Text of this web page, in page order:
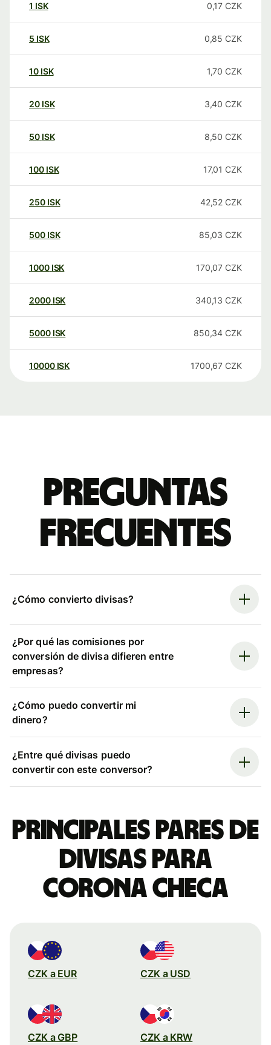
1 ISK 0,17 CZK
5 ISK 0,85 CZK
10 ISK 1,70 CZK
20 ISK 3,40 CZK
50 ISK 8,50 CZK
100 ISK 17,01 CZK
250 ISK 42,52 CZK
500 ISK 85,03 CZK
1000 ISK 170,07 CZK
2000 ISK 340,13 CZK
5000 ISK 850,34 CZK
10000 ISK 1700,67 CZK
Preguntas
frecuentes
¿Cómo convierto divisas?
¿Por qué las comisiones por
conversión de divisa difieren entre
empresas?
¿Cómo puedo convertir mi
dinero?
¿Entre qué divisas puedo
convertir con este conversor?
Principales pares de
divisas para
corona checa
CZK a EUR CZK a USD
CZK a GBP CZK a KRW